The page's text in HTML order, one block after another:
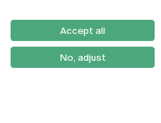
Accept all
No, adjust